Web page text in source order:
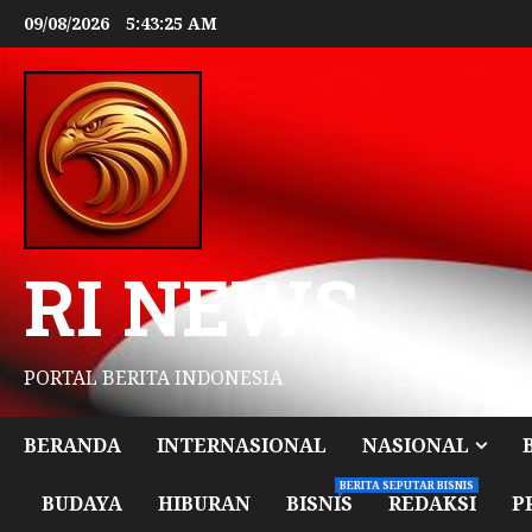
09/08/2026 5:43:27 AM
RI NEWS
PORTAL BERITA INDONESIA
BERANDA INTERNASIONAL NASIONAL
BUDAYA HIBURAN BISNIS
BERITA SEPUTAR BISNIS
REDAKSI